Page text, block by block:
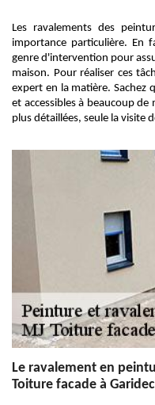
Les ravalements des
importance particulière. En
genre d'intervention pour
maison. Pour réaliser ces
expert en la matière. Sachez
et accessibles à beaucoup
plus détaillées, seule la visite
Le ravalement en
Toiture facade à